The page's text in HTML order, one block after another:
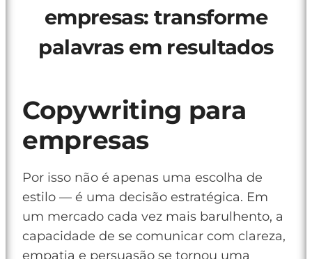
empresas: transforme
palavras em resultados
Copywriting para
empresas
Por isso não é apenas uma escolha de
estilo — é uma decisão estratégica. Em
um mercado cada vez mais barulhento, a
capacidade de se comunicar com clareza,
empatia e persuasão se tornou uma